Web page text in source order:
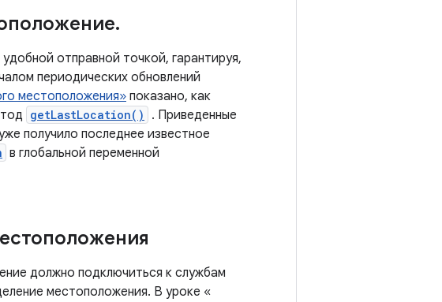
.
отправной точкой, гарантируя,
периодических обновлений
местоположения» показано, как
getLastLocation()
. Приведенные
получило последнее известное
в глобальной переменной
должно подключиться к службам
местоположения. В уроке «